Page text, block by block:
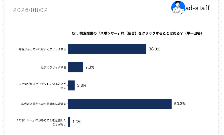
2026/08/02 ad-staff